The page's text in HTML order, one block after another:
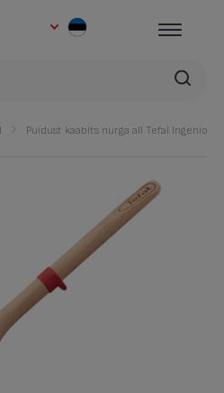
Puidust kaabits nurga all Tefal Ingenio